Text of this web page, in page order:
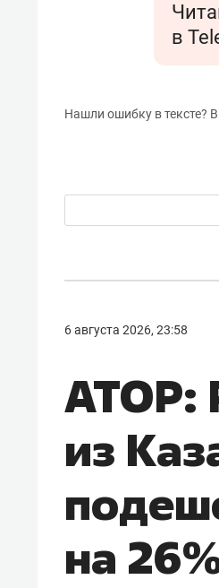
в
Нашли ошибку в тексте?
6 августа 2026, 23:58
АТОР:
из
на